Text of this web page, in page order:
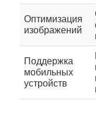
Оптимизация
изображений
Поддержка
мобильных
устройств